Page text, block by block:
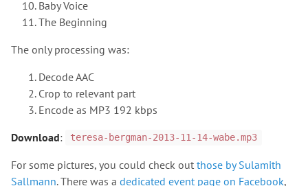
Baby Voice
The Beginning
The only processing was:
Decode AAC
Crop to relevant part
Encode as MP3 192 kbps
Download: teresa-bergman-2013-11-14-wabe.mp3
For some pictures, you could check out those by Sulamith
Sallmann. There was a dedicated event page on Facebook,